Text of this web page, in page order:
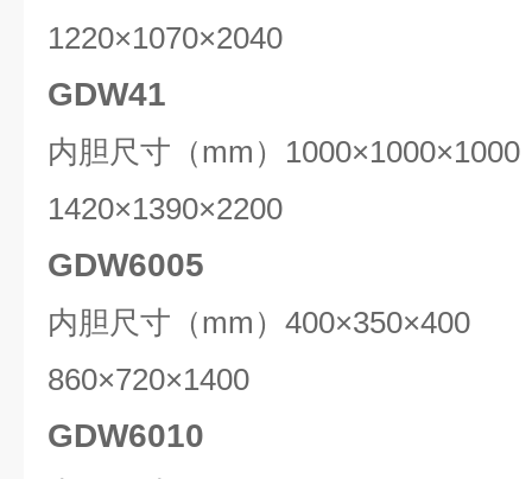
1220×1070×2040
GDW41
内胆尺寸（mm）
1420×1390×2200
GDW6005
内胆尺寸（mm）400×350×400
860×720×1400
GDW6010